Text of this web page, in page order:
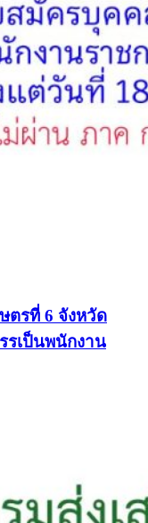
ตรที่ 6 จังหวัด
รเป็นพนักงาน